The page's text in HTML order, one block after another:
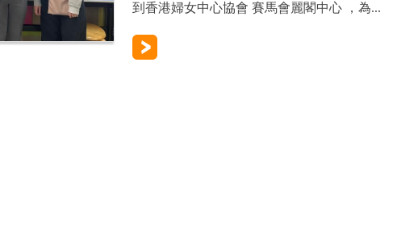
到香港婦女中心協會 賽馬會麗閣中心 ，為...